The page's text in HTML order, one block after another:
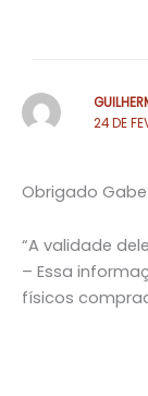
24 DE
Obrigado
“A validade
– Essa
físicos